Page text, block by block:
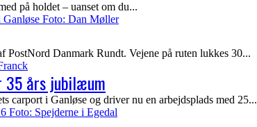
på holdet – uanset om du...
PostNord Danmark Rundt. Vejene på ruten lukkes 30...
35 års jubilæum
carport i Ganløse og driver nu en arbejdsplads med 25...